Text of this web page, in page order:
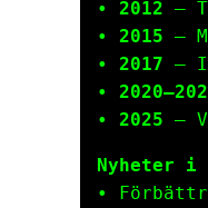
• 2012 –
• 2015 –
• 2017 –
•
• 2025 –
Nyheter i
•